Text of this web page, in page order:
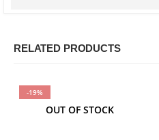
RELATED PRODUCTS
-19%
OUT OF STOCK